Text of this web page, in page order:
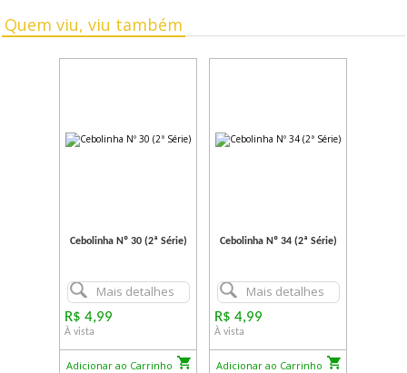
Quem viu, viu também
Cebolinha Nº 30 (2ª Série)
Mais detalhes
R$ 4,99
À vista
Adicionar ao Carrinho
Cebolinha Nº 34 (2ª Série)
Mais detalhes
R$ 4,99
À vista
Adicionar ao Carrinho